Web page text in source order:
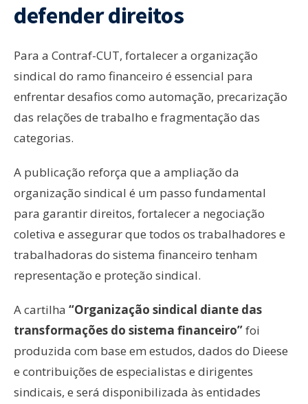
defender direitos
Para a Contraf-CUT, fortalecer a organização
sindical do ramo financeiro é essencial para
enfrentar desafios como automação, precarização
das relações de trabalho e fragmentação das
categorias.
A publicação reforça que a ampliação da
organização sindical é um passo fundamental
para garantir direitos, fortalecer a negociação
coletiva e assegurar que todos os trabalhadores e
trabalhadoras do sistema financeiro tenham
representação e proteção sindical.
A cartilha “Organização sindical diante das
transformações do sistema financeiro”foi
produzida com base em estudos, dados do Dieese
e contribuições de especialistas e dirigentes
sindicais, e será disponibilizada às entidades